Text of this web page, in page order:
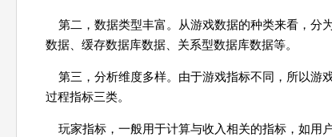
第二，数据类型丰富。从游戏数据的种类来看，分
数据、缓存数据库数据、关系型数据库数据等。
第三，分析维度多样。由于游戏指标不同，所以游
过程指标三类。
玩家指标，一般用于计算与收入相关的指标，如用